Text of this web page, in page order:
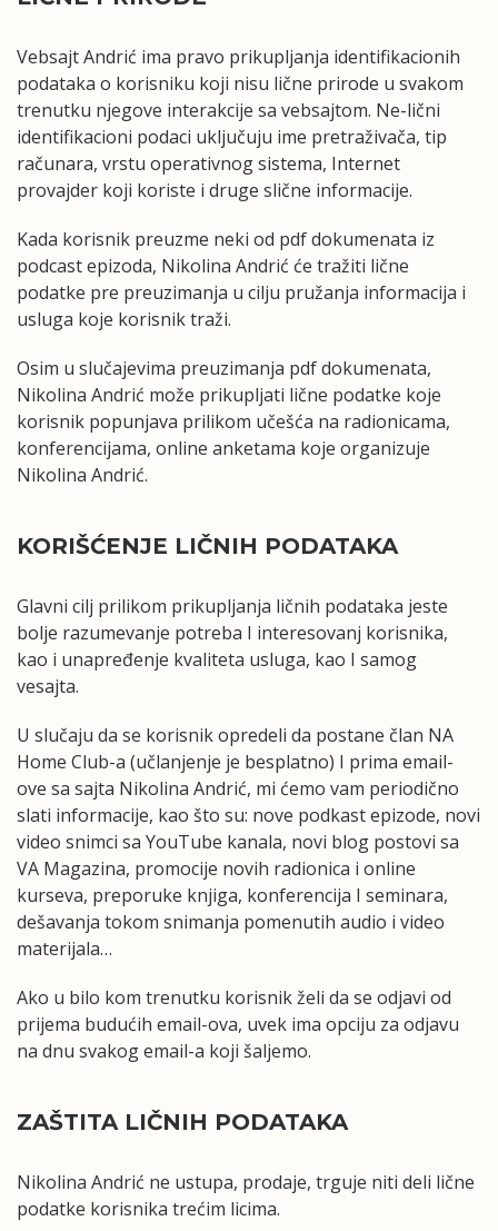
Vebsajt Andrić ima pravo prikupljanja identifikacionih
podataka o korisniku koji nisu lične prirode u svakom
trenutku njegove interakcije sa vebsajtom. Ne-lični
identifikacioni podaci uključuju ime pretraživača, tip
računara, vrstu operativnog sistema, Internet
provajder koji koriste i druge slične informacije.
Kada korisnik preuzme neki od pdf dokumenata iz
podcast epizoda, Nikolina Andrić će tražiti lične
podatke pre preuzimanja u cilju pružanja informacija i
usluga koje korisnik traži.
Osim u slučajevima preuzimanja pdf dokumenata,
Nikolina Andrić može prikupljati lične podatke koje
korisnik popunjava prilikom učešća na radionicama,
konferencijama, online anketama koje organizuje
Nikolina Andrić.
KORIŠĆENJE LIČNIH PODATAKA
Glavni cilj prilikom prikupljanja ličnih podataka jeste
bolje razumevanje potreba I interesovanj korisnika,
kao i unapređenje kvaliteta usluga, kao I samog
vesajta.
U slučaju da se korisnik opredeli da postane član NA
Home Club-a (učlanjenje je besplatno) I prima email-
ove sa sajta Nikolina Andrić, mi ćemo vam periodično
slati informacije, kao što su: nove podkast epizode, novi
video snimci sa YouTube kanala, novi blog postovi sa
VA Magazina, promocije novih radionica i online
kurseva, preporuke knjiga, konferencija I seminara,
dešavanja tokom snimanja pomenutih audio i video
materijala…
Ako u bilo kom trenutku korisnik želi da se odjavi od
prijema budućih email-ova, uvek ima opciju za odjavu
na dnu svakog email-a koji šaljemo.
ZAŠTITA LIČNIH PODATAKA
Nikolina Andrić ne ustupa, prodaje, trguje niti deli lične
podatke korisnika trećim licima.